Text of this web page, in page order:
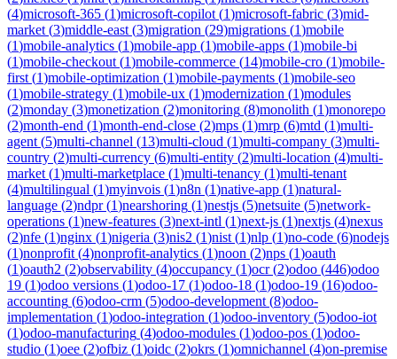
(4)microsoft-365 (1)microsoft-copilot (1)microsoft-fabric (3)mid-
market (3)middle-east (3)migration (29)migrations (1)mobile
(1)mobile-analytics (1)mobile-app (1)mobile-apps (1)mobile-bi
(1)mobile-checkout (1)mobile-commerce (14)mobile-cro (1)mobile-
first (1)mobile-optimization (1)mobile-payments (1)mobile-seo
(1)mobile-strategy (1)mobile-ux (1)modernization (1)modules
(2)monday (3)monetization (2)monitoring (8)monolith (1)monorepo
(2)month-end (1)month-end-close (2)mps (1)mrp (6)mtd (1)multi-
agent (5)multi-channel (13)multi-cloud (1)multi-company (3)multi-
country (2)multi-currency (6)multi-entity (2)multi-location (4)multi-
market (1)multi-marketplace (1)multi-tenancy (1)multi-tenant
(4)multilingual (1)myinvois (1)n8n (1)native-app (1)natural-
language (2)ndpr(1)nearshoring (1)nestjs (5)netsuite (5)network-
operations (1)new-features (3)next-intl (1)next-js (1)nextjs (4)nexus
(2)nfe (1)nginx (1)nigeria (3)nis2 (1)nist (1)nlp (1)no-code (6)nodejs
(1)nonprofit (4)nonprofit-analytics (1)noon (2)nps (1)oauth
(1)oauth2 (2)observability (4)occupancy (1)ocr(2)odoo (446)odoo
19 (1)odoo versions (1)odoo-17 (1)odoo-18 (1)odoo-19 (16)odoo-
accounting (6)odoo-crm (5)odoo-development (8)odoo-
implementation (1)odoo-integration (1)odoo-inventory (5)odoo-iot
(1)odoo-manufacturing (4)odoo-modules (1)odoo-pos (1)odoo-
studio (1)oee (2)ofbiz (1)oidc (2)okrs (1)omnichannel (4)on-premise